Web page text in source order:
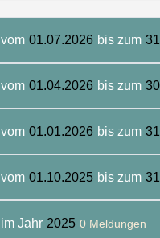
vom 01.07.2026 bis zum
vom 01.04.2026 bis zum
vom 01.01.2026 bis zum
vom 01.10.2025 bis zum
im Jahr 2025 0 Meldungen